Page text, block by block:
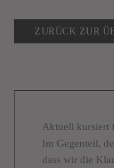
ZURÜCK ZUR
Aktuell kursiert
Im Gegenteil,
dass wir die